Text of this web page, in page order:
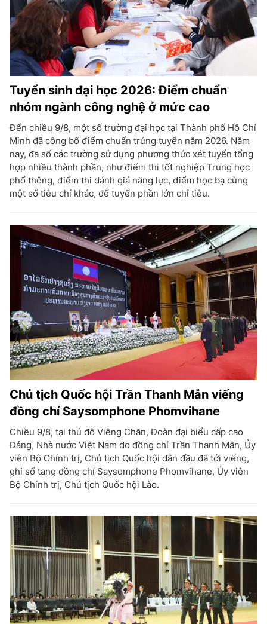
Tuyển sinh đại học 2026: Điểm chuẩn
nhóm ngành công nghệ ở mức cao
Đến chiều 9/8, một số trường đại học tại Thành phố Hồ Chí
Minh đã công bố điểm chuẩn trúng tuyển năm 2026. Năm
nay, đa số các trường sử dụng phương thức xét tuyển tổng
hợp nhiều thành phần, như điểm thi tốt nghiệp Trung học
phổ thông, điểm thi đánh giá năng lực, điểm học bạ cùng
một số tiêu chí khác, để tuyển phần lớn chỉ tiêu.
Chủ tịch Quốc hội Trần Thanh Mẫn viếng
đồng chí Saysomphone Phomvihane
Chiều 9/8, tại thủ đô Viêng Chăn, Đoàn đại biểu cấp cao
Đảng, Nhà nước Việt Nam do đồng chí Trần Thanh Mẫn, Ủy
viên Bộ Chính trị, Chủ tịch Quốc hội dẫn đầu đã tới viếng,
ghi sổ tang đồng chí Saysomphone Phomvihane, Ủy viên
Bộ Chính trị, Chủ tịch Quốc hội Lào.